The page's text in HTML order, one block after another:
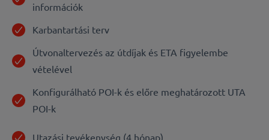
információk
Karbantartási terv
Útvonaltervezés az útdíjak és ETA figyelembe
vételével
Konfigurálható POI-k és előre meghatározott UTA
POI-k
Utazási tevékenység (4 hónap)